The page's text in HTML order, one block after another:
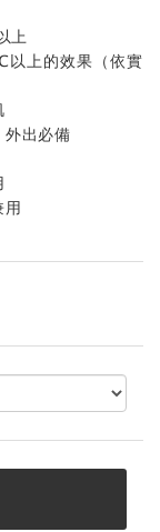
上
上的效果（依實
外出必備
用